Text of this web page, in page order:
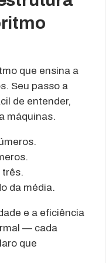
que ensina a
Seu passo a
de entender,
máquinas.
três.
da média.
e a eficiência
— cada
que